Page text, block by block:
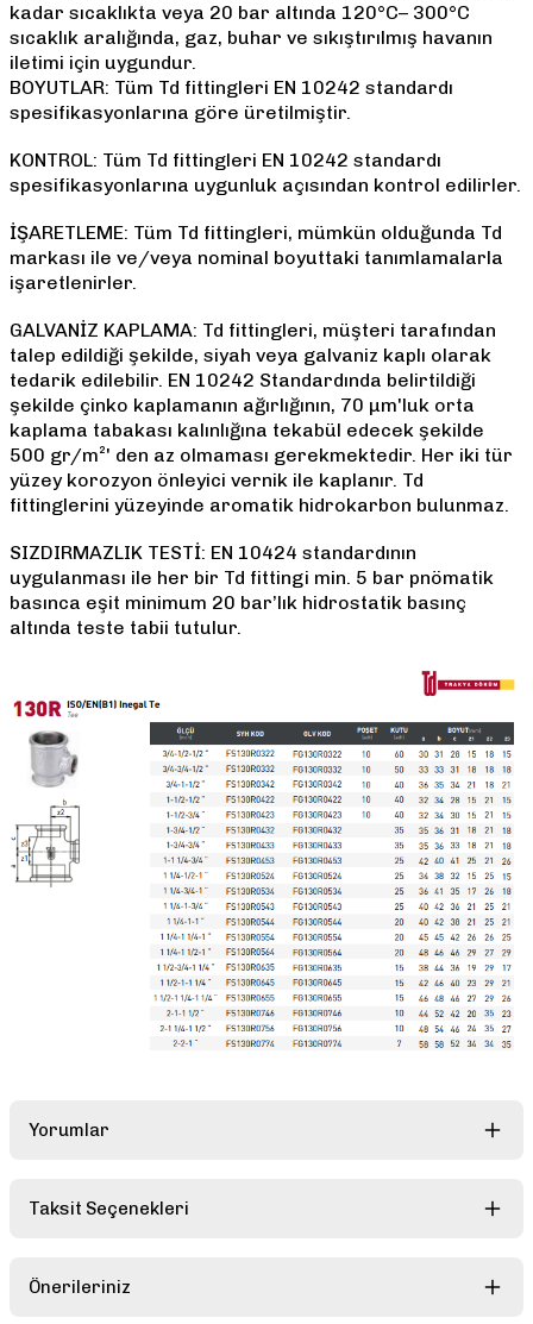
kadar sıcaklıkta veya 20 bar altında 120°C– 300°C
sıcaklık aralığında, gaz, buhar ve sıkıştırılmış havanın
iletimi için uygundur.
BOYUTLAR: Tüm Td fittingleri EN 10242 standardı
spesifikasyonlarına göre üretilmiştir.
KONTROL: Tüm Td fittingleri EN 10242 standardı
spesifikasyonlarına uygunluk açısından kontrol edilirler.
İŞARETLEME: Tüm Td fittingleri, mümkün olduğunda Td
markası ile ve/veya nominal boyuttaki tanımlamalarla
işaretlenirler.
GALVANİZ KAPLAMA: Td fittingleri, müşteri tarafından
talep edildiği şekilde, siyah veya galvaniz kaplı olarak
tedarik edilebilir. EN 10242 Standardında belirtildiği
şekilde çinko kaplamanın ağırlığının, 70 µm'luk orta
kaplama tabakası kalınlığına tekabül edecek şekilde
500 gr/m²' den az olmaması gerekmektedir. Her iki tür
yüzey korozyon önleyici vernik ile kaplanır. Td
fittinglerini yüzeyinde aromatik hidrokarbon bulunmaz.
SIZDIRMAZLIK TESTİ: EN 10424 standardının
uygulanması ile her bir Td fittingi min. 5 bar pnömatik
basınca eşit minimum 20 bar’lık hidrostatik basınç
altında teste tabii tutulur.
Yorumlar
Taksit Seçenekleri
Önerileriniz